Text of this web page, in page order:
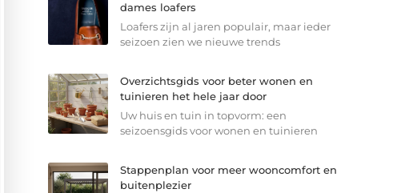
dames loafers
Loafers zijn al jaren populair, maar ieder
seizoen zien we nieuwe trends
Overzichtsgids voor beter wonen en
tuinieren het hele jaar door
Uw huis en tuin in topvorm: een
seizoensgids voor wonen en tuinieren
Stappenplan voor meer wooncomfort en
buitenplezier